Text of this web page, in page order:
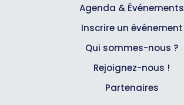
Agenda & Événements
Inscrire un événement
Qui sommes-nous ?
Rejoignez-nous !
Partenaires